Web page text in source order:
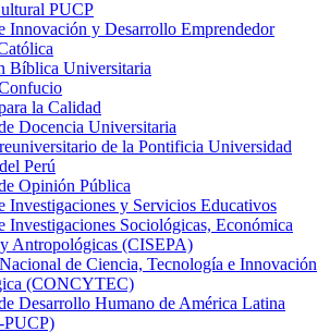
PUCP
Innovación y Desarrollo Emprendedor
Bíblica Universitaria
la Calidad
Docencia Universitaria
de la Pontificia Universidad
Perú
Opinión Pública
Investigaciones y Servicios Educativos
Investigaciones Sociológicas, Económica
Antropológicas (CISEPA)
de Ciencia, Tecnología e Innovación
(CONCYTEC)
Desarrollo Humano de América Latina